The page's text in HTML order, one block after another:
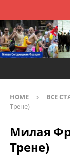
HOME ВСЕ
Трене)
Милая
Трене)